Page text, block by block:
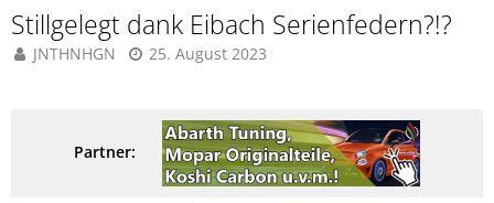
Stillgelegt dank Eibach Serienfedern?!?
JNTHNHGN 25. August 2023
Partner: